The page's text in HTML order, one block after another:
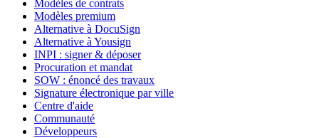
Modèles de contrats
Modèles premium
Alternative à DocuSign
Alternative à Yousign
INPI : signer & déposer
Procuration et mandat
SOW : énoncé des travaux
Signature électronique par ville
Centre d'aide
Communauté
Développeurs